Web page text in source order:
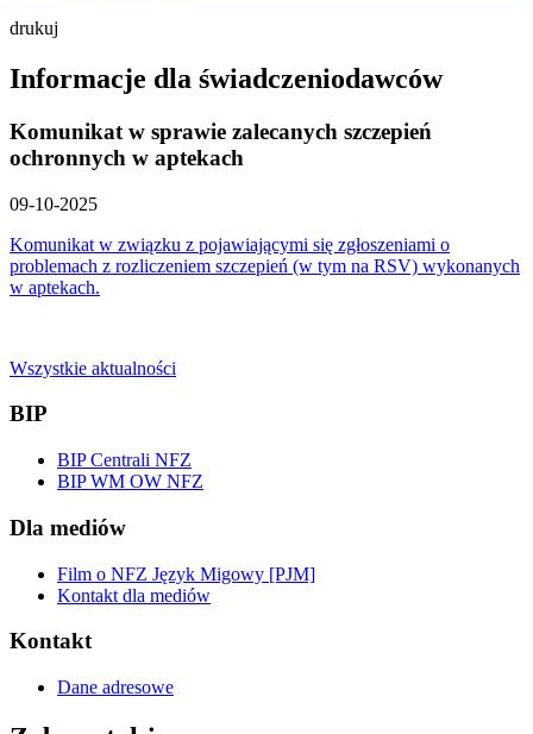
drukuj
Informacje dla świadczeniodawców
Komunikat w sprawie zalecanych szczepień
ochronnych w aptekach
09-10-2025
Komunikat w związku z pojawiającymi się zgłoszeniami o
problemach z rozliczeniem szczepień (w tym na RSV) wykonanych
w aptekach.
Wszystkie aktualności
BIP
BIP Centrali NFZ
BIP WM OW NFZ
Dla mediów
Film o NFZ Język Migowy [PJM]
Kontakt dla mediów
Kontakt
Dane adresowe